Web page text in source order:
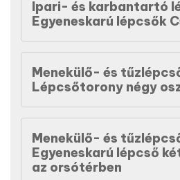
Ipari- és karbantartó
Egyeneskarú lépcsők
Menekülő- és
Lépcsőtorony négy
Menekülő- és
Egyeneskarú lépcső
az orsótérben